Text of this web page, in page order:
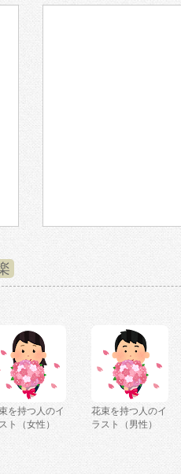
を持つ人のイ
ト（女性）
花束を持つ人のイ
ラスト（男性）